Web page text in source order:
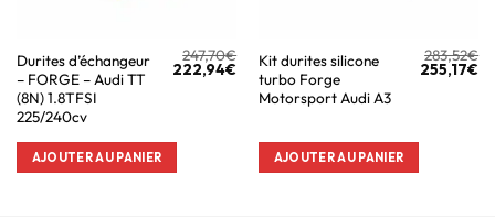
Durites d’échangeur
– FORGE – Audi TT
(8N) 1.8TFSI
225/240cv
247,70€
222,94€
AJOUTER AU PANIER
Kit durites silicone
turbo Forge
Motorsport Audi A3
283,52€
255,17€
AJOUTER AU PANIER